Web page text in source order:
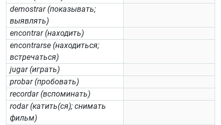
demostrar (показывать;
выявлять)
encontrar (находить)
encontrarse (находиться;
встречаться)
jugar (играть)
probar (пробовать)
recordar (вспоминать)
rodar (катить(ся); снимать
фильм)